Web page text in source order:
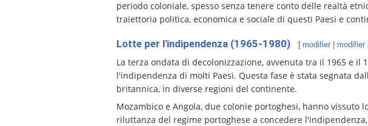
periodo coloniale, spesso senza tenere conto delle realtà
traiettoria politica, economica e sociale di questi Paesi e
Lotte per l'indipendenza (1965-1980) [ modifier |modifier
La terza ondata di decolonizzazione, avvenuta tra il 1965 e
l'indipendenza di molti Paesi. Questa fase è stata segnata
britannica, in diverse regioni del continente.
Mozambico e Angola, due colonie portoghesi, hanno
riluttanza del regime portoghese a concedere